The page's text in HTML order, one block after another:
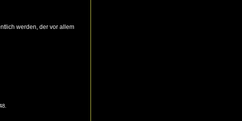
werden, der vor allem